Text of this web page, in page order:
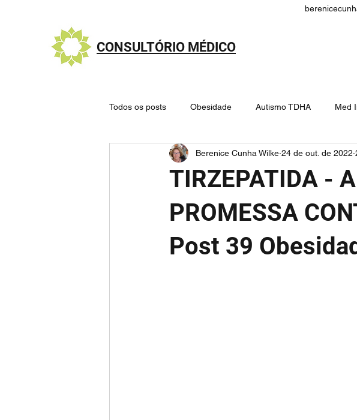
CONSULTÓRIO MÉDICO
Todos os posts Obesidade Autismo TDHA Med
Nutrologia - Alimentação saudável Intoxicações e
Sistema Endocanabinoide Mitocôndrias e Doenças
🧠 Cérebro e Doenças Psiquiátricas
TIRZEPATIDA -
PROMESSA
Post 39
Berenice Cunha Wilke 24 de out. de 2022